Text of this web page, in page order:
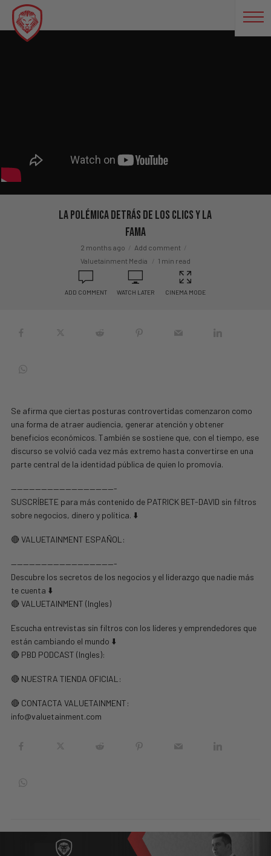
La polémica detrás de los clics y la
fama
2 months ago
Add comment
Valuetainment Media
1 min read
ADD COMMENT WATCH LATER CINEMA MODE
Se afirma que ciertas posturas controvertidas comenzaron como
una forma de atraer audiencia, generar atención y obtener
beneficios económicos. También se sostiene que, con el tiempo, ese
discurso se volvió cada vez más extremo hasta convertirse en una
parte central de la identidad pública de quien lo promovía.
—————————————————-
SUSCRÍBETE para más contenido de PATRICK BET-DAVID sin filtros
sobre negocios, dinero y política. ⬇️
🔴 VALUETAINMENT ESPAÑOL:
—————————————————-
Descubre los secretos de los negocios y el liderazgo que nadie más
te cuenta ⬇️
🔴 VALUETAINMENT (Ingles)
Escucha entrevistas sin filtros con los líderes y emprendedores que
están cambiando el mundo ⬇️
🔴 PBD PODCAST (Ingles):
🔴 NUESTRA TIENDA OFICIAL:
🔴 CONTACTA VALUETAINMENT:
info@valuetainment.com